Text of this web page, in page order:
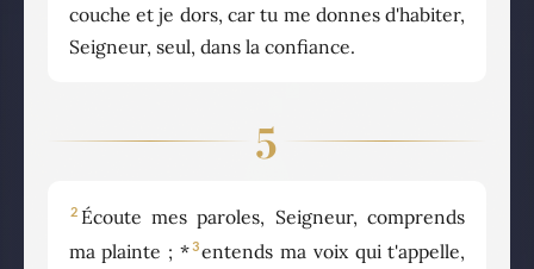
couche et je dors, car tu me donnes d'habiter,
Seigneur, seul, dans la confiance.
5
2 Écoute mes paroles, Seigneur, comprends
ma plainte ; *3entends ma voix qui t'appelle,